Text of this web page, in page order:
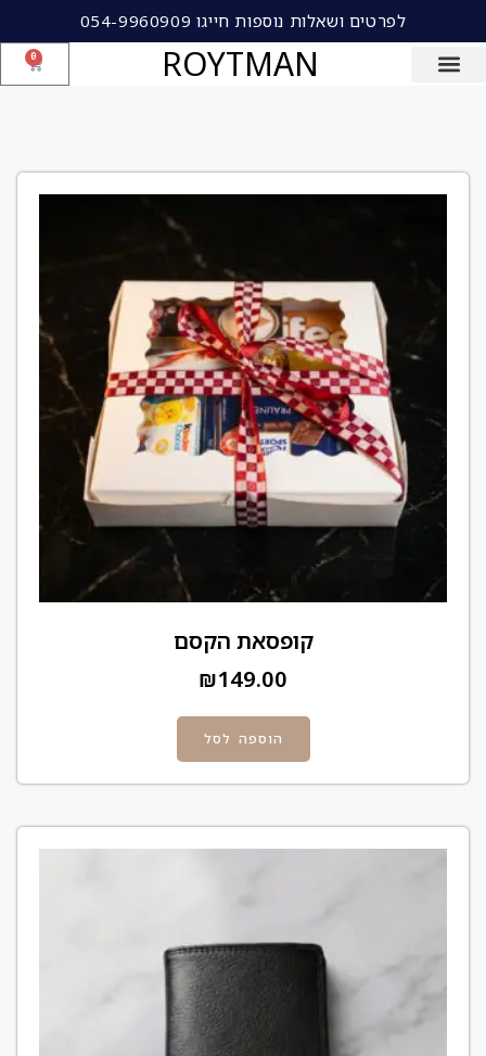
לפרטים ושאלות נוספות חייגו 054-9960909
ROYTMAN
0
קופסאת הקסם
₪149.00
הוספה לסל